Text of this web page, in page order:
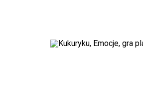
Zapisz